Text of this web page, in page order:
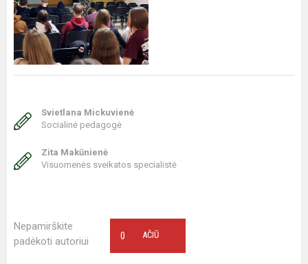
Svietlana Mickuvienė
Socialinė pedagogė
Zita Makūnienė
Visuomenės sveikatos specialistė
Nepamirškite
padėkoti autoriui
AČIŪ
0